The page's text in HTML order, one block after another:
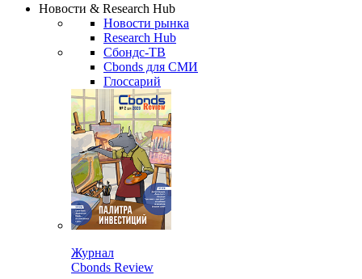
Новости & Research Hub
Новости рынка
Research Hub
Сбондс-ТВ
Cbonds для СМИ
Глоссарий
Журнал
Cbonds Review